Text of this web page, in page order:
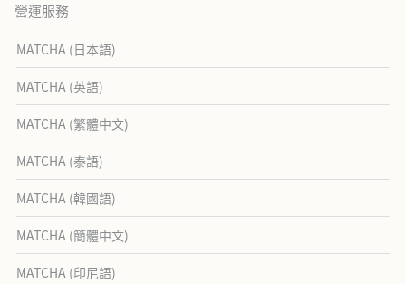
營運服務
MATCHA (日本語)
MATCHA (英語)
MATCHA (繁體中文)
MATCHA (泰語)
MATCHA (韓國語)
MATCHA (簡體中文)
MATCHA (印尼語)